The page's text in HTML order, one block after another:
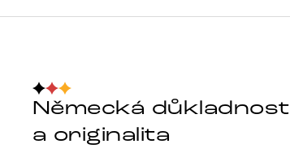
Německá důkladnost
a originalita